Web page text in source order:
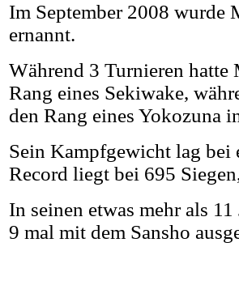
Im September 2008 wurde
ernannt.
Während 3 Turnieren
Rang eines Sekiwake,
den Rang eines Yokozuna
Sein Kampfgewicht lag bei
Record liegt bei 695
In seinen etwas mehr als
9 mal mit dem Sansho